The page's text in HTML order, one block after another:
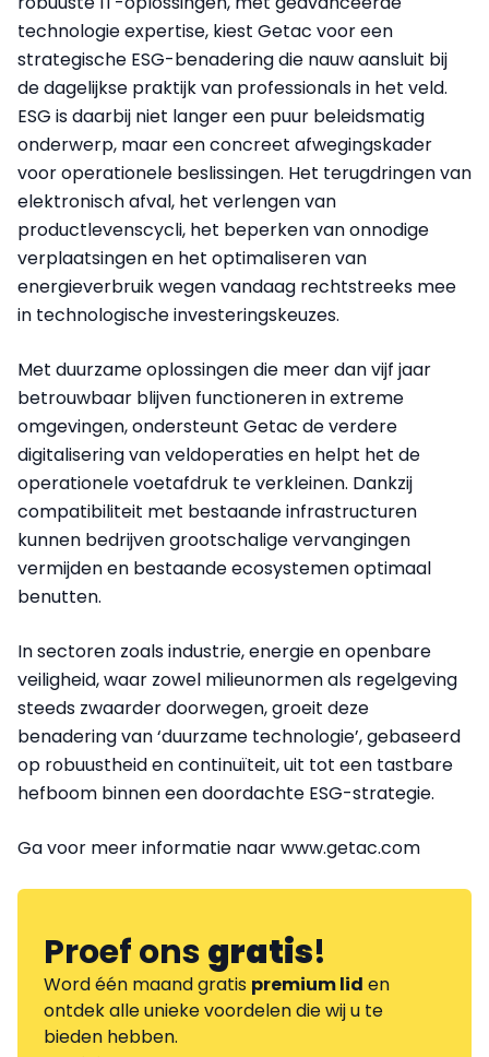
technologie expertise, kiest Getac voor een
strategische ESG-benadering die nauw aansluit bij
de dagelijkse praktijk van professionals in het veld.
ESG is daarbij niet langer een puur beleidsmatig
onderwerp, maar een concreet afwegingskader
voor operationele beslissingen. Het terugdringen van
elektronisch afval, het verlengen van
productlevenscycli, het beperken van onnodige
verplaatsingen en het optimaliseren van
energieverbruik wegen vandaag rechtstreeks mee
in technologische investeringskeuzes.
Met duurzame oplossingen die meer dan vijf jaar
betrouwbaar blijven functioneren in extreme
omgevingen, ondersteunt Getac de verdere
digitalisering van veldoperaties en helpt het de
operationele voetafdruk te verkleinen. Dankzij
compatibiliteit met bestaande infrastructuren
kunnen bedrijven grootschalige vervangingen
vermijden en bestaande ecosystemen optimaal
benutten.
In sectoren zoals industrie, energie en openbare
veiligheid, waar zowel milieunormen als regelgeving
steeds zwaarder doorwegen, groeit deze
benadering van ‘duurzame technologie’, gebaseerd
op robuustheid en continuïteit, uit tot een tastbare
hefboom binnen een doordachte ESG-strategie.
Ga voor meer informatie naar www.getac.com
Proef onsgratis!
Word één maand gratis premium lid en
ontdek alle unieke voordelen die wij u te
bieden hebben.